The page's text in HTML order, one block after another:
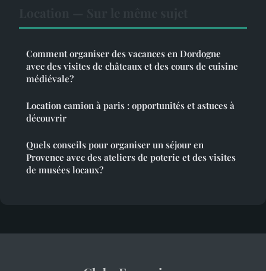
Comment organiser des vacances en Dordogne
avec des visites de châteaux et des cours de cuisine
médiévale?
Location camion à paris : opportunités et astuces à
découvrir
Quels conseils pour organiser un séjour en
Provence avec des ateliers de poterie et des visites
de musées locaux?